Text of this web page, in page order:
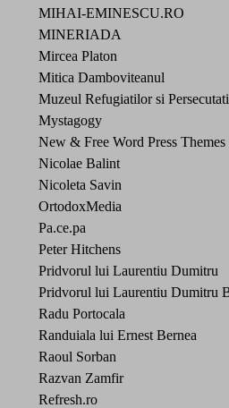
MIHAI-EMINESCU.RO
MINERIADA
Mircea Platon
Mitica Damboviteanul
Muzeul Refugiatilor si
Mystagogy
New & Free Word Press Themes
Nicolae Balint
Nicoleta Savin
OrtodoxMedia
Pa.ce.pa
Peter Hitchens
Pridvorul lui Laurentiu Dumitru
Pridvorul lui Laurentiu Dumitru
Radu Portocala
Randuiala lui Ernest Bernea
Raoul Sorban
Razvan Zamfir
Refresh.ro